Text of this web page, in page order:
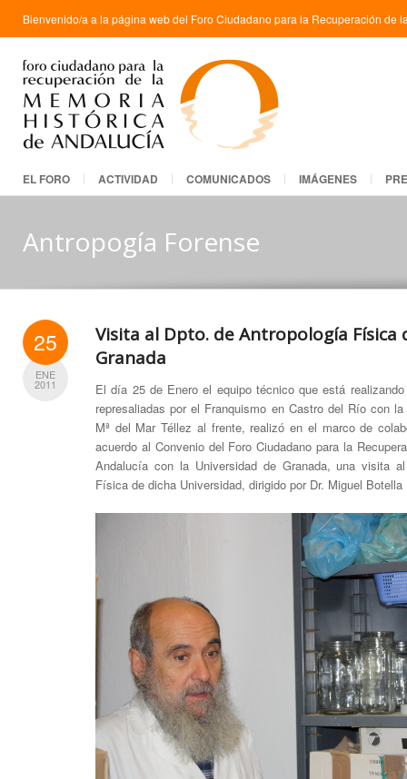
Bienvenido/a a la página web del Foro Ciudadano para la Recuperación de
EL FORO ACTIVIDAD COMUNICADOS IMÁGENES
Antropogía Forense
25
ENE
2011
Visita al Dpto. de Antropología Física
Granada
El día 25 de Enero el equipo técnico que está
represaliadas por el Franquismo en Castro del Río con
Mª del Mar Téllez al frente, realizó en el marco de
acuerdo al Convenio del Foro Ciudadano para la
Andalucía con la Universidad de Granada, una visita
Física de dicha Universidad, dirigido por Dr. Miguel Botella